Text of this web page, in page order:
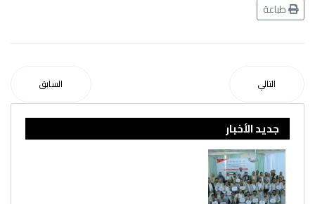
طباعة
السابق التالي
جديد الأخبار